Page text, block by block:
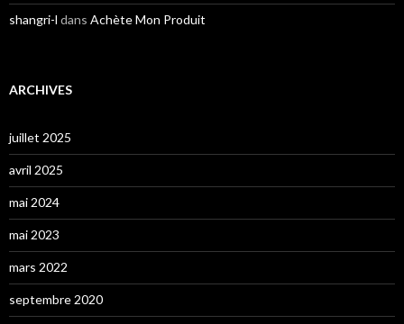
shangri-l dans Achète Mon Produit
ARCHIVES
juillet 2025
avril 2025
mai 2024
mai 2023
mars 2022
septembre 2020